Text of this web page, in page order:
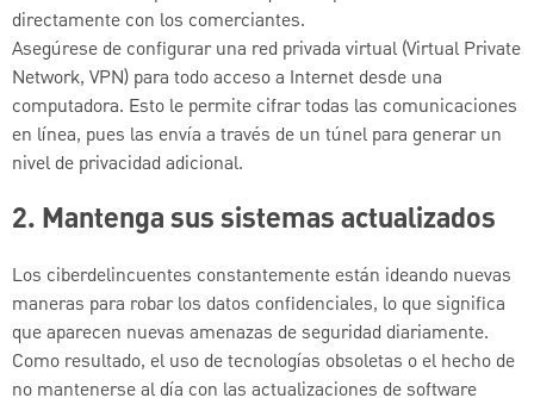
directamente con los comerciantes.
Asegúrese de configurar una red privada virtual (Virtual Private
Network, VPN) para todo acceso a Internet desde una
computadora. Esto le permite cifrar todas las comunicaciones
en línea, pues las envía a través de un túnel para generar un
nivel de privacidad adicional.
2. Mantenga sus sistemas actualizados
Los ciberdelincuentes constantemente están ideando nuevas
maneras para robar los datos confidenciales, lo que significa
que aparecen nuevas amenazas de seguridad diariamente.
Como resultado, el uso de tecnologías obsoletas o el hecho de
no mantenerse al día con las actualizaciones de software